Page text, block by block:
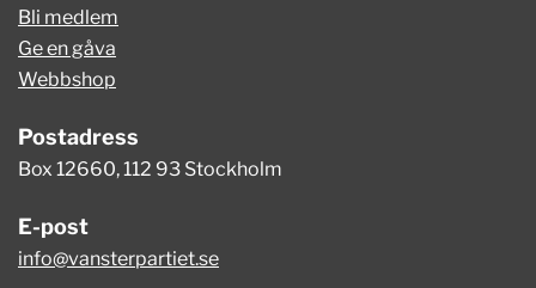
Bli medlem
Ge en gåva
Webbshop
Postadress
Box 12660, 112 93 Stockholm
E-post
info@vansterpartiet.se